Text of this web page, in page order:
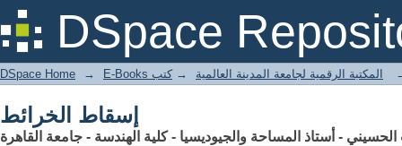
DSpace
إسقاط الخرائط
DSpace Home → E-Books المكتبة الرقمية لجامعة المدينة العالمية → كتب
إسقاط الخرائط
- أستاذ المساحة والجيوديسيا - كلية الهندسة - جامعة القاهرة